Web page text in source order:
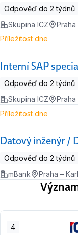
Odpověď do 2 týdnů
Skupina ICZ
Praha
Interní SAP
Příležitost dne
Odpověď do 2 týdnů
Skupina ICZ
Praha
Datový inženýr /
Příležitost dne
Odpověď do 2 týdnů
mBank
Praha –
4